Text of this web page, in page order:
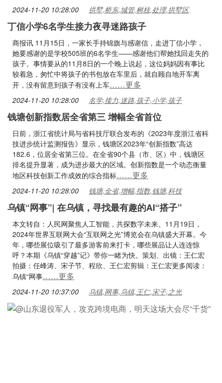
2024-11-20 10:28:00 拱墅,桥东,城管,树枝,处理,拱墅区
丁信小学6名学生接力夜寻迷路孩子
商报讯 11月15日，一家长手持锦旗与感谢信，走进丁信小学，
她要感谢的是学校505班的6名学生——感谢他们帮她找回走失的
孩子。事情要从的11月8日的一个晚上说起，这位妈妈因有事比
较着急，匆忙中将孩子的书包放在车里后，就自顾自地开车离
开，没有留意到孩子有没有上车……更多
2024-11-20 10:28:00 名学,接力,迷路,孩子,小学,孩子
钱塘创新指数居全省第三 增幅全省首位
日前，浙江省统计局与省科技厅联合发布的《2023年度浙江省科
技进步统计监测报告》显示，钱塘区2023年“创新指数”高达
182.6，位居全省第三位。在全省90个县（市、区）中，钱塘区
排名提升显著，成为进步最大的区域。创新指数是一个动态衡量
地区科技创新工作成效的综合指标……更多
2024-11-20 10:28:00 钱塘,全省,增幅,指数,钱塘,科技
乌镇“网事”| 在乌镇，寻找最有趣的AI“搭子”
本文转自：人民网聚焦人工智能，共探数字未来。11月19日，
2024年世界互联网大会“互联网之光”博览会在乌镇盛大开幕。今
年，哪些展位吸引了最多游客前来打卡，哪些展品让人连连惊
呼？本期《乌镇“穿越”记》带你一睹为快。策划、出镜：王仁宏
拍摄：任峰涛、宋子节、程欣、王仁宏剪辑：王仁宏更多阅读：
乌镇“网事……更多
2024-11-20 10:37:00 乌镇,网事,乌镇,王仁,宋子,之光